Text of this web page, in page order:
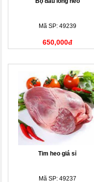
Mã SP: 49239
650,000đ
Tim heo giá sỉ
Mã SP: 49237